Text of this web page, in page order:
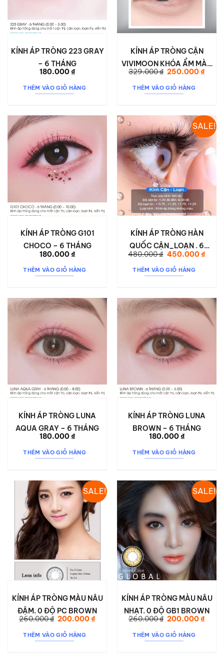
KÍNH ÁP TRÒNG 223 GRAY
– 6 THÁNG
180.000₫
THÊM VÀO GIỎ HÀNG
KÍNH ÁP TRÒNG CẬN
VIVIMOON KHÓA ẨM MÀU
ĐEN TỰ NHIÊN CIRCLE
BLACK
329.000₫ Giá
là:
329.000 ₫.
250.000₫Giá
THÊM VÀO GIỎ HÀNG
KÍNH ÁP TRÒNG G101
CHOCO – 6 THÁNG
180.000 ₫
THÊM VÀO GIỎ HÀNG
SALE!
KÍNH ÁP TRÒNG HÀN
QUỐC CẬN_LOẠN . 6
THÁNG
480.000₫ Giá
là:
480.000 ₫.
450.000 ₫Giá
THÊM VÀO GIỎ HÀNG
KÍNH ÁP TRÒNG LUNA
AQUA GRAY – 6 THÁNG
180.000₫
THÊM VÀO GIỎ HÀNG
KÍNH ÁP TRÒNG LUNA
BROWN – 6 THÁNG
180.000₫
THÊM VÀO GIỎ HÀNG
SALE!
KÍNH ÁP TRÒNG MÀU NÂU
ĐẬM. 0 ĐỘ PC BROWN
260.000₫ Giá
là:
260.000 ₫.
200.000₫Giá
THÊM VÀO GIỎ HÀNG
SALE!
KÍNH ÁP TRÒNG MÀU NÂU
NHẠT. 0 ĐỘ GB1 BROWN
260.000₫ Giá
là:
260.000 ₫.
200.000₫Giá
THÊM VÀO GIỎ HÀNG